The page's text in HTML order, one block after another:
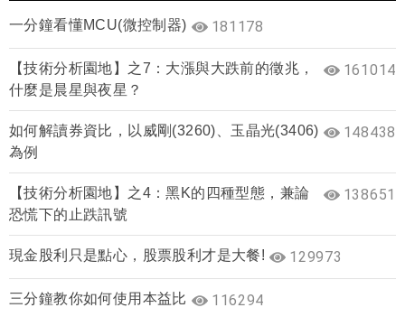
一分鐘看懂MCU(微控制器) 181178
【技術分析園地】之7：大漲與大跌前的徵兆，
什麼是晨星與夜星？
161014
如何解讀券資比，以威剛(3260)、玉晶光(3406)
為例
148438
【技術分析園地】之4：黑K的四種型態，兼論
恐慌下的止跌訊號
138651
現金股利只是點心，股票股利才是大餐! 129973
三分鐘教你如何使用本益比 116294